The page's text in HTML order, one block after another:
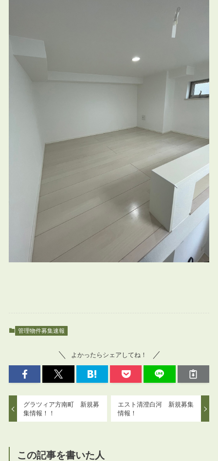
管理物件募集速報
よかったらシェアしてね！
グラツィア方南町 新規募
集情報！！
エスト清澄白河 新規募集
情報！
この記事を書いた人